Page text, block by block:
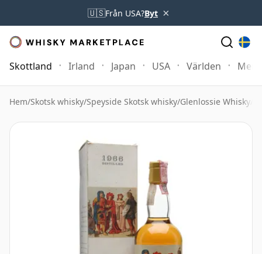
🇺🇸Från USA?Byt ×
Skottland Irland Japan USA Världen Mer
Hem/Skotsk whisky/Speyside Skotsk whisky/Glenlossie Whisky